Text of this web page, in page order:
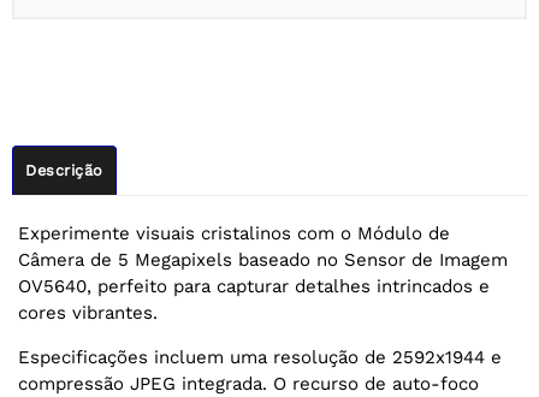
Descrição
Experimente visuais cristalinos com o Módulo de
Câmera de 5 Megapixels baseado no Sensor de Imagem
OV5640, perfeito para capturar detalhes intrincados e
cores vibrantes.
Especificações incluem uma resolução de 2592x1944 e
compressão JPEG integrada. O recurso de auto-foco